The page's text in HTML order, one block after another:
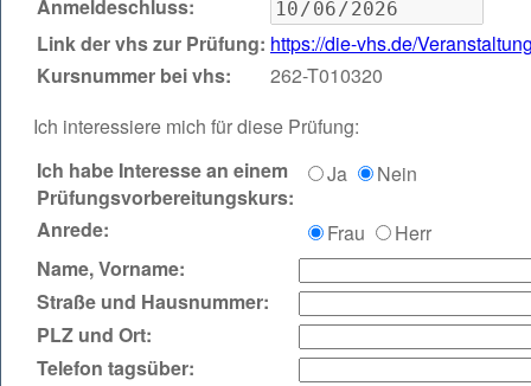
Anmeldeschluss:
Link der vhs zur Prüfung: https://die-vhs.de/
Kursnummer bei vhs:
262-T010320
Ich interessiere mich für diese Prüfung:
Ich habe Interesse an einem
Prüfungsvorbereitungskurs:
Ja Nein
Anrede: Frau
Herr
Name, Vorname:
Straße und Hausnummer:
PLZ und Ort:
Telefon tagsüber: